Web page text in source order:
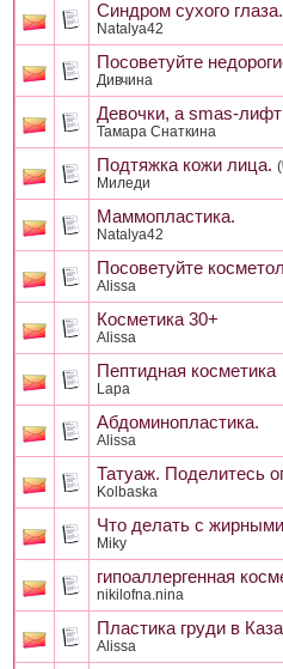
Синдром сухого глаза.
Natalya42
Посоветуйте
Дивчина
Девочки, а smas-
Тамара Снаткина
Подтяжка кожи лица. (
Миледи
Маммопластика.
Natalya42
Посоветуйте
Alissa
Косметика 30+
Alissa
Пептидная косметика
Lapa
Абдоминопластика.
Alissa
Татуаж. Поделитесь
Kolbaska
Что делать с
Miky
гипоаллергенная
nikilofna.nina
Пластика груди в
Alissa